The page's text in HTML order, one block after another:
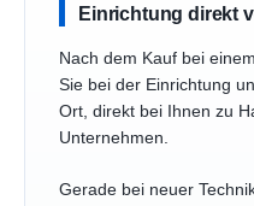
Einrichtung direkt
Nach dem Kauf bei
Sie bei der Einrichtung
Ort, direkt bei Ihnen zu
Unternehmen.
Gerade bei neuer